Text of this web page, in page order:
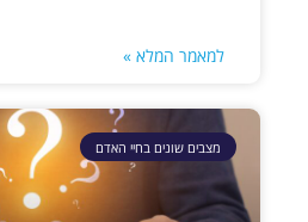
למאמר המלא »
מצבים שונים בחיי האדם